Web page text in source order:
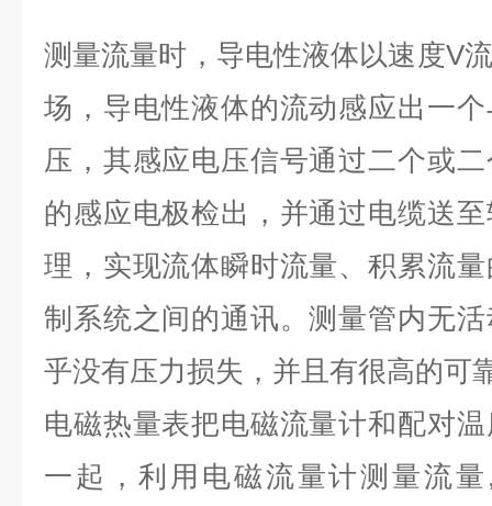
测量流量时，导电性液体以速度V
场，导电性液体的流动感应出一
压，其感应电压信号通过二个或
的感应电极检出，并通过电缆送
理，实现流体瞬时流量、积累流
制系统之间的通讯。测量管内无
乎没有压力损失，并且有很高的可
电磁热量表把电磁流量计和配对
一起，利用电磁流量计测量流